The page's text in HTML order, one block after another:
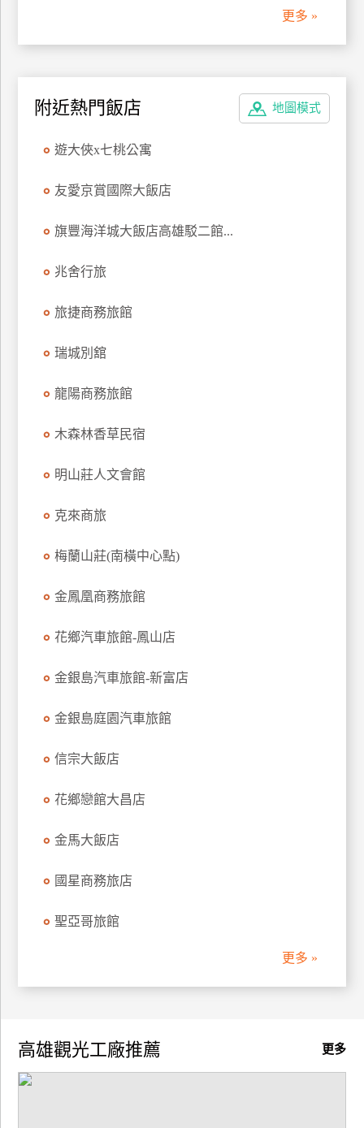
更多 »
地圖模式
附近熱門飯店
遊大俠x七桃公寓
友愛京賞國際大飯店
旗豐海洋城大飯店高雄駁二館...
兆舍行旅
旅捷商務旅館
瑞城別舘
龍陽商務旅館
木森林香草民宿
明山莊人文會館
克來商旅
梅蘭山莊(南橫中心點)
金鳳凰商務旅館
花鄉汽車旅館-鳳山店
金銀島汽車旅館-新富店
金銀島庭園汽車旅館
信宗大飯店
花鄉戀館大昌店
金馬大飯店
國星商務旅店
聖亞哥旅館
更多 »
更多
高雄觀光工廠推薦